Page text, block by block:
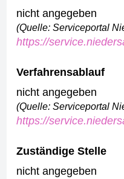
nicht angegeben
(Quelle: Serviceportal
https://
Verfahrensablauf
nicht angegeben
(Quelle: Serviceportal
https://
Zuständige Stelle
nicht angegeben